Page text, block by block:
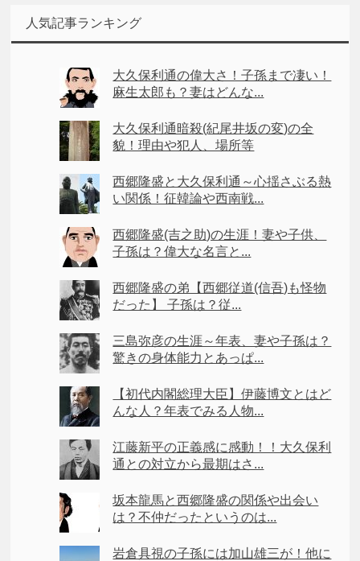
人気記事ランキング
大久保利通の偉大さ！子孫まで凄い！
麻生太郎も？妻はどんな...
大久保利通暗殺(紀尾井坂の変)の全
貌！理由や犯人、場所等
西郷隆盛と大久保利通～心揺さぶる熱
い関係！征韓論や西南戦...
西郷隆盛(吉之助)の生涯！妻や子供、
子孫は？偉大な名言と...
西郷隆盛の弟【西郷従道(信吾)も怪物
だった】 子孫は？従...
三島弥彦の生涯～年表、妻や子孫は？
驚きの身体能力とあっぱ...
【初代内閣総理大臣】伊藤博文とはど
んな人？年表でみる人物...
江藤新平の正義感に感動！！大久保利
通との対立から最期はさ...
坂本龍馬と西郷隆盛の関係や出会い
は？不仲だったというのは...
岩倉具視の子孫には加山雄三が！他に